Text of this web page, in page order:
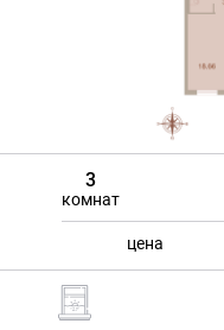
3
комнат
цена